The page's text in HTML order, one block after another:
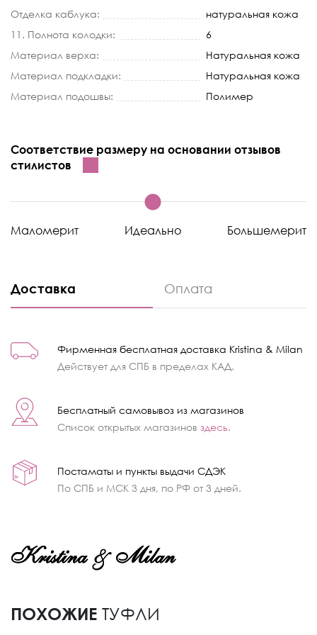
Отделка каблука:
натуральная кожа
11. Полнота колодки:
6
Материал верха:
Натуральная кожа
Материал подкладки:
Натуральная кожа
Материал подошвы:
Полимер
Соответствие размеру на основании отзывов
стилистов
Маломерит Идеально Большемерит
Доставка Оплата
Фирменная бесплатная доставка Kristina & Milan
Действует для СПБ в пределах КАД.
Бесплатный самовывоз из магазинов
Список открытых магазинов здесь.
Постаматы и пункты выдачи СДЭК
По СПБ и МСК 3 дня, по РФ от 3 дней.
ПОХОЖИЕ ТУФЛИ